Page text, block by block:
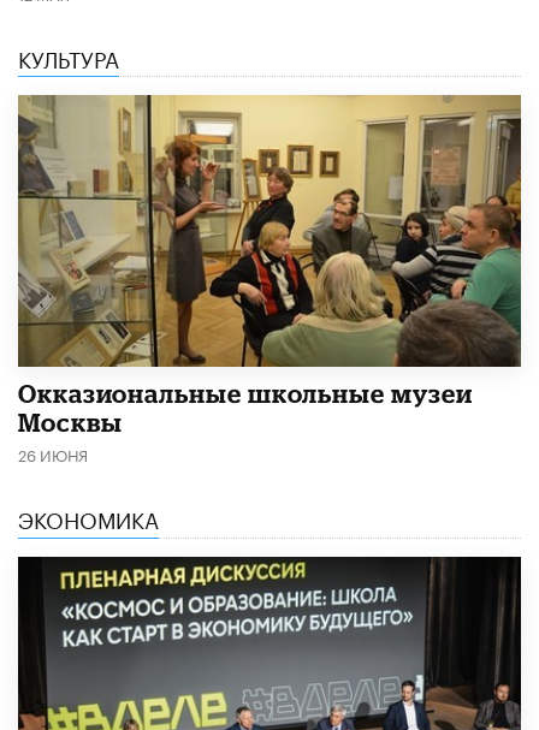
КУЛЬТУРА
​Окказиональные школьные музеи
Москвы
26 ИЮНЯ
ЭКОНОМИКА